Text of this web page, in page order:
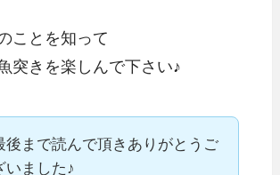
ことを知って
突きを楽しんで下さい♪
後まで読んで頂きありがとうご
いました♪